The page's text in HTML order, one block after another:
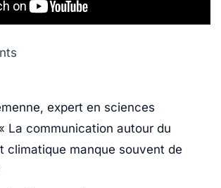
expert en sciences
La communication autour du
climatique manque souvent de